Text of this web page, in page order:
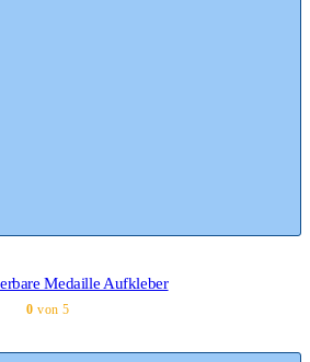
Medaille Aufkleber
0 von 5